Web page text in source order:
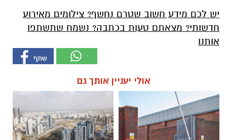
יש לכם מידע חשוב שטרם נחשף? צילומים מאירוע
חדשותי? מצאתם טעות בכתבה? נשמח שתשתפו
אותנו
אולי יעניין אותך גם